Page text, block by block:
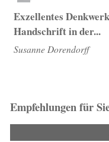
Exzellentes
Handschrift in der...
Susanne Dorendorff
Empfehlungen für